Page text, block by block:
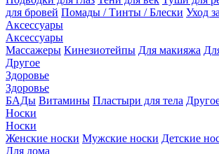
для бровей Помады / Тинты / Блески Уход
Аксессуары
Аксессуары
Массажеры Кинезиотейпы Для макияжа
Другое
Здоровье
Здоровье
БАДы Витамины Пластыри для тела
Носки
Носки
Женские носки Мужские носки Детские
Для дома